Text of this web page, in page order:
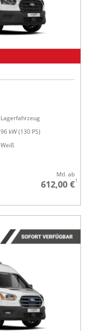
Lagerfahrzeug
96 kW (130 PS)
Weiß
Mtl. ab
612,00 €1